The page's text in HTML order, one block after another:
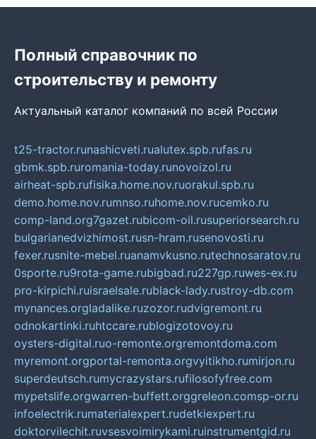
Полный справочник по
строительству и ремонту
Актуальный каталог компаний по всей России
t25-tractor.runashicveti.rualutex.spb.rufas.ru
gbmk.spb.ruromania-today.runovoizol.ru
airheat-spb.rufisika.home.nov.ruorakul.spb.ru
demo.home.nov.rumnso.ruhome.nov.rucemko.ru
comp-land.org7gazet.rubicom-oil.rusuperiorsearch.ru
bulgarianedvizhimost.rusn-hram.rusenovosti.ru
fexer.rusnite-mebel.ruanamvkusno.rutechnosaratov.ru
0sporte.ru9rota-game.rubigbad.ru227gp.ruwes-ex.ru
pro-kirpichi.ruisraelsale.rublack-lady.rustroy-db.com
mynances.orgladalike.ruzozor.rudvigremont.ru
odnokartinki.ruhtccare.rublogizotovoy.ru
oysters-digital.ruo-remonte.orgremontdoma.com
myremont.orgportal-remonta.orgvyitikho.rumirjon.ru
superdeutsch.rumycrazystars.rufilosofyfree.com
mypetslife.orgwarren-buffett.orggreleon.comsp-or.ru
infoelectrik.rumaterialexpert.rudetkiexpert.ru
doktorvilechit.ruvsesvoimirykami.ruinstrumentgid.ru